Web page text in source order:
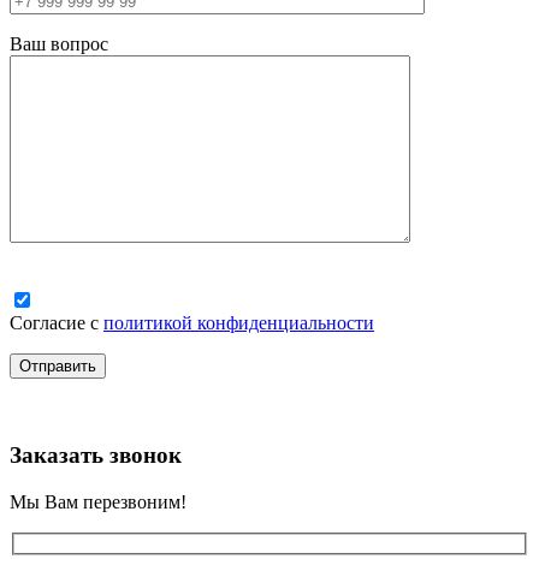
Ваш вопрос
Согласие с политикой конфиденциальности
Заказать звонок
Мы Вам перезвоним!